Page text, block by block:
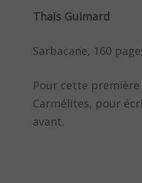
Thaïs Guimard
Sarbacane, 160
Pour cette première
Carmélites, pour
avant.